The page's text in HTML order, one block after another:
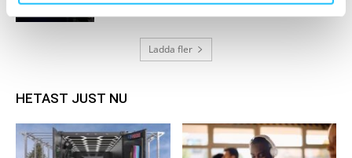
2025-02-09
Ladda fler
HETAST JUST NU